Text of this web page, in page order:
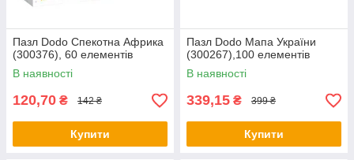
Пазл Dodo Спекотна Африка
(300376), 60 елементів
В наявності
120,70 ₴ 142 ₴
Купити
Пазл Dodo Мапа України
(300267),100 елементів
В наявності
339,15 ₴ 399 ₴
Купити